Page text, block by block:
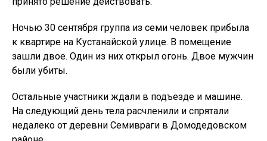
Ночью 30 сентября группа из семи человек прибыла
к квартире на Кустанайской улице. В помещение
зашли двое. Один из них открыл огонь. Двое мужчин
были убиты.
Остальные участники ждали в подъезде и машине.
На следующий день тела расчленили и спрятали
недалеко от деревни Семивраги в Домодедовском